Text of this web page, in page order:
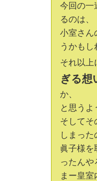
今回の一
るのは、
小室さん
うかも
それ以上
ぎる想
か、
と思う
そしてそ
しまった
眞子様を
ったんや
まー皇室